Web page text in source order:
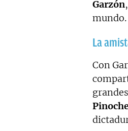
Garzón
mundo.
La
Con